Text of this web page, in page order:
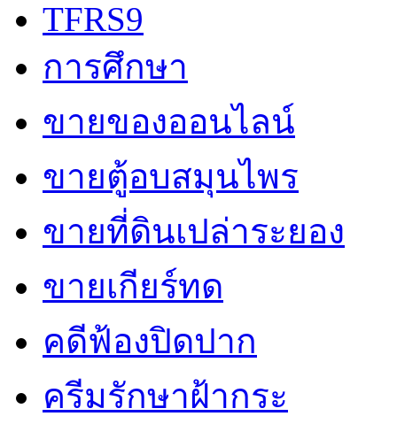
TFRS9
การศึกษา
ขายของออนไลน์
ขายตู้อบสมุนไพร
ขายที่ดินเปล่าระยอง
ขายเกียร์ทด
คดีฟ้องปิดปาก
ครีมรักษาฝ้ากระ